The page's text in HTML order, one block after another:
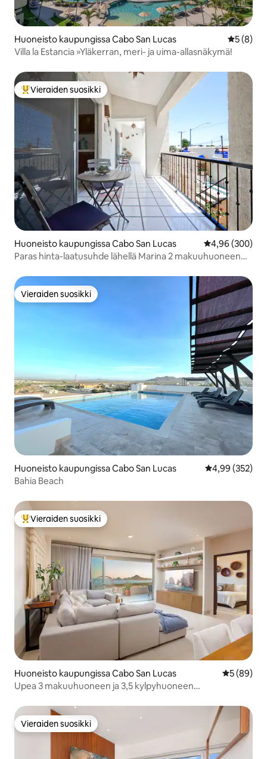
Huoneisto kaupungissa Cabo San Lucas
5 (8)
Villa la Estancia »Yläkerran, meri- ja uima-allasnäkymä!
Vieraiden suosikkien parhaimmistoa
Vieraiden suosikki
Huoneisto kaupungissa Cabo San Lucas
4,96 (300)
Paras hinta-laatusuhde lähellä Marina 2 makuuhuoneen
Vieraiden suosikki
Vieraiden suosikki
Huoneisto kaupungissa Cabo San Lucas
4,99 (352)
Bahia Beach
Vieraiden suosikkien parhaimmistoa
Vieraiden suosikki
Huoneisto kaupungissa Cabo San Lucas
5 (89)
Upea 3 makuuhuoneen ja 3,5 kylpyhuoneen
Vieraiden suosikki
Vieraiden suosikki